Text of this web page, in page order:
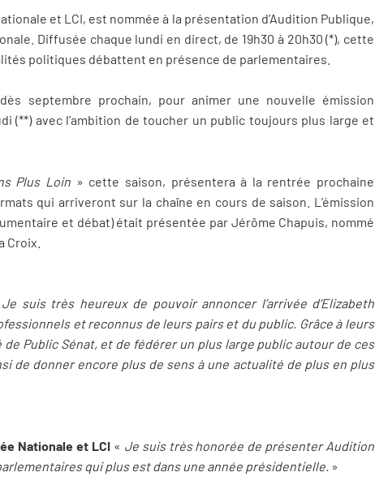
et LCI, est nommée à la présentation d’Audition Publique,
Diffusée chaque lundi en direct, de 19h30 à 20h30 (*), cette
politiques débattent en présence de parlementaires.
septembre prochain, pour animer une nouvelle émission
(**) avec l’ambition de toucher un public toujours plus large et
Plus Loin » cette saison, présentera à la rentrée prochaine
qui arriveront sur la chaîne en cours de saison. L’émission
et débat) était présentée par Jérôme Chapuis, nommé
Croix.
Je suis très heureux de pouvoir annoncer l’arrivée d’Elizabeth
et reconnus de leurs pairs et du public. Grâce à leurs
Public Sénat, et de fédérer un plus large public autour de ces
de donner encore plus de sens à une actualité de plus en plus
Nationale et LCI « Je suis très honorée de présenter Audition
qui plus est dans une année présidentielle. »